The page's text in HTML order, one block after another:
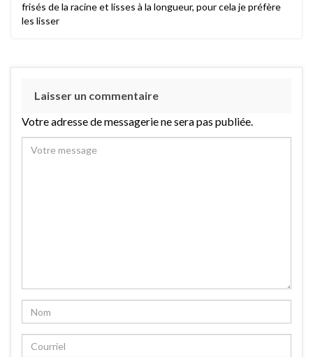
frisés de la racine et lisses à la longueur, pour cela je préfère
les lisser
Laisser un commentaire
Votre adresse de messagerie ne sera pas publiée.